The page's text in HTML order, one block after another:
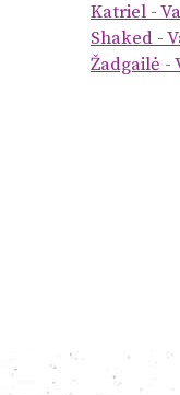
Katriel -
Shaked -
Žadgailė -